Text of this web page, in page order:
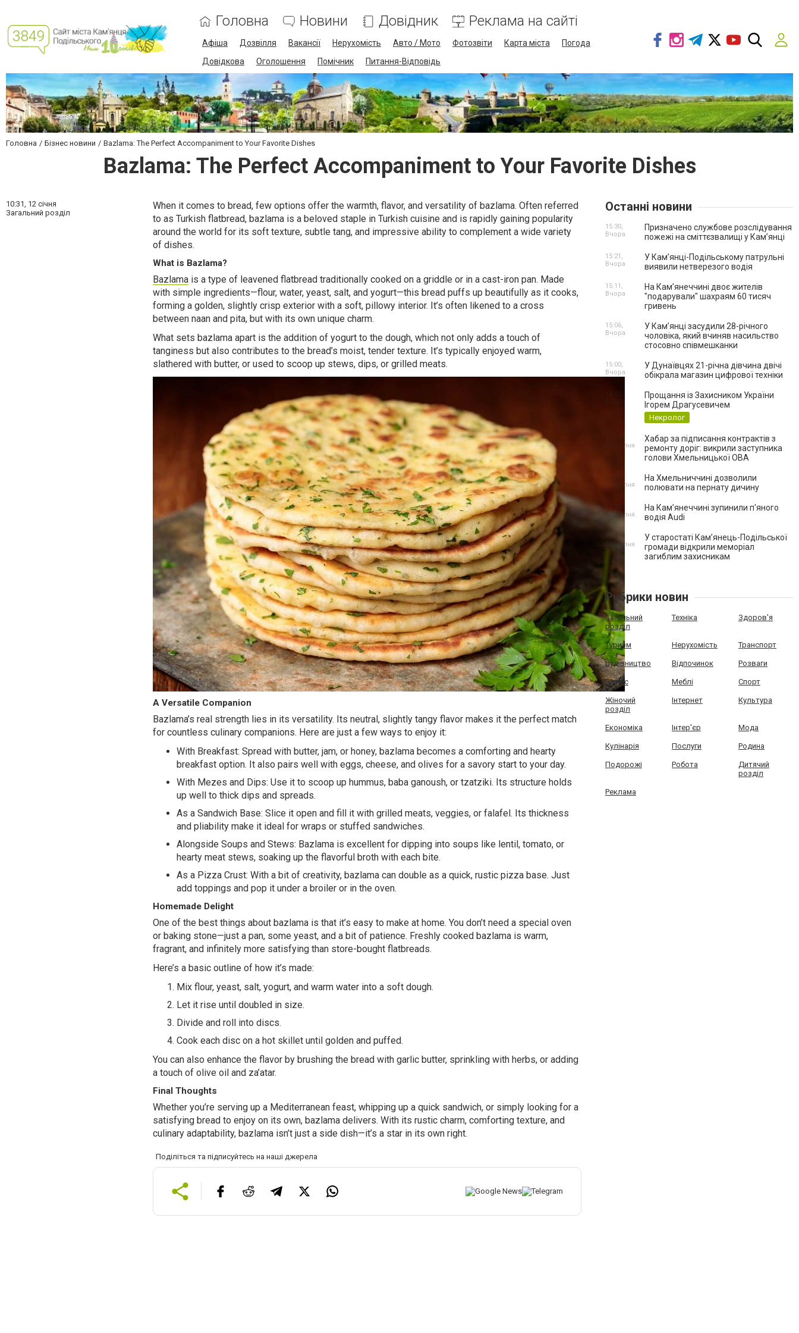
Головна Новини Довідник Реклама на сайті
Афіша Дозвілля Вакансії Нерухомість Авто / Мото Фотозвіти Карта міста
Погода
Довідкова
Оголошення Помічник Питання-Відповідь
Головна Бізнес новини Bazlama: The Perfect Accompaniment to Your Favorite Dishes
Bazlama: The Perfect Accompaniment to Your Favorite Dishes
10:31, 12 січня
Загальний розділ
When it comes to bread, few options offer the warmth, flavor, and versatility of bazlama. Often referred
to as Turkish flatbread, bazlama is a beloved staple in Turkish cuisine and is rapidly gaining popularity
around the world for its soft texture, subtle tang, and impressive ability to complement a wide variety
of dishes.
What is Bazlama?
Bazlama is a type of leavened flatbread traditionally cooked on a griddle or in a cast-iron pan. Made
with simple ingredients—flour, water, yeast, salt, and yogurt—this bread puffs up beautifully as it cooks,
forming a golden, slightly crisp exterior with a soft, pillowy interior. It’s often likened to a cross
between naan and pita, but with its own unique charm.
What sets bazlama apart is the addition of yogurt to the dough, which not only adds a touch of
tanginess but also contributes to the bread’s moist, tender texture. It’s typically enjoyed warm,
slathered with butter, or used to scoop up stews, dips, or grilled meats.
A Versatile Companion
Bazlama’s real strength lies in its versatility. Its neutral, slightly tangy flavor makes it the perfect match
for countless culinary companions. Here are just a few ways to enjoy it:
With Breakfast: Spread with butter, jam, or honey, bazlama becomes a comforting and hearty
breakfast option. It also pairs well with eggs, cheese, and olives for a savory start to your day.
With Mezes and Dips: Use it to scoop up hummus, baba ganoush, or tzatziki. Its structure holds
up well to thick dips and spreads.
As a Sandwich Base: Slice it open and fill it with grilled meats, veggies, or falafel. Its thickness
and pliability make it ideal for wraps or stuffed sandwiches.
Alongside Soups and Stews: Bazlama is excellent for dipping into soups like lentil, tomato, or
hearty meat stews, soaking up the flavorful broth with each bite.
As a Pizza Crust: With a bit of creativity, bazlama can double as a quick, rustic pizza base. Just
add toppings and pop it under a broiler or in the oven.
Homemade Delight
One of the best things about bazlama is that it’s easy to make at home. You don’t need a special oven
or baking stone—just a pan, some yeast, and a bit of patience. Freshly cooked bazlama is warm,
fragrant, and infinitely more satisfying than store-bought flatbreads.
Here’s a basic outline of how it’s made:
Mix flour, yeast, salt, yogurt, and warm water into a soft dough.
Let it rise until doubled in size.
Divide and roll into discs.
Cook each disc on a hot skillet until golden and puffed.
You can also enhance the flavor by brushing the bread with garlic butter, sprinkling with herbs, or adding
a touch of olive oil and za’atar.
Final Thoughts
Whether you’re serving up a Mediterranean feast, whipping up a quick sandwich, or simply looking for a
satisfying bread to enjoy on its own, bazlama delivers. With its rustic charm, comforting texture, and
culinary adaptability, bazlama isn’t just a side dish—it’s a star in its own right.
Поділіться та підписуйтесь на наші джерела
Останні новини
Призначено службове розслідування
пожежі на сміттєзвалищі у Кам’янці
15:30,
Вчора
У Кам’янці-Подільському патрульні
виявили нетверезого водія
15:21,
Вчора
На Камʼянеччині двоє жителів
"подарували" шахраям 60 тисяч
гривень
15:11,
Вчора
У Камʼянці засудили 28-річного
чоловіка, який вчиняв насильство
стосовно співмешканки
15:06,
Вчора
У Дунаївцях 21-річна дівчина двічі
обікрала магазин цифрової техніки
15:00,
Вчора
Прощання із Захисником України
Ігорем Драгусевичем
Некролог
Хабар за підписання контрактів з
ремонту доріг: викрили заступника
голови Хмельницької ОВА
6 серпня
На Хмельниччині дозволили
полювати на пернату дичину
6 серпня
На Камʼянеччині зупинили п'яного
водія Audi
5 серпня
У старостаті Кам’янець-Подільської
громади відкрили меморіал
загиблим захисникам
5 серпня
Рубрики новин
Загальний
розділ
Техніка Здоров'я
Туризм Нерухомість Транспорт
Будівництво Відпочинок Розваги
Бізнес Меблі Спорт
Жіночий
розділ
Інтернет Культура
Економіка Інтер'єр Мода
Кулінарія Послуги Родина
Подорожі Робота
Дитячий
розділ
Реклама